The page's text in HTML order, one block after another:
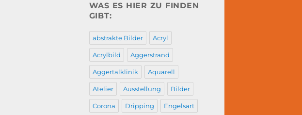
WAS ES HIER ZU FINDEN
GIBT:
abstrakte Bilder Acryl
Acrylbild Aggerstrand
Aggertalklinik Aquarell
Atelier Ausstellung Bilder
Corona Dripping Engelsart